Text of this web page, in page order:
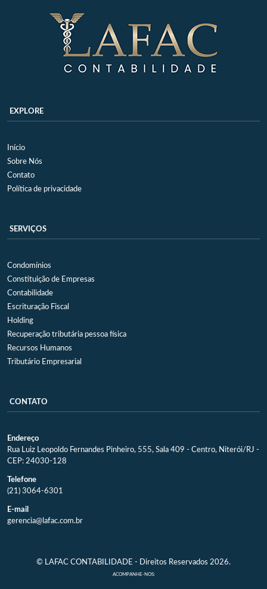
EXPLORE
Início
Sobre Nós
Contato
Política de privacidade
SERVIÇOS
Condomínios
Constituição de Empresas
Contabilidade
Escrituração Fiscal
Holding
Recuperação tributária pessoa física
Recursos Humanos
Tributário Empresarial
CONTATO
Endereço
Rua Luiz Leopoldo Fernandes Pinheiro, 555, Sala 409 - Centro, Niterói/RJ -
CEP: 24030-128
Telefone
(21) 3064-6301
E-mail
gerencia@lafac.com.br
© LAFAC CONTABILIDADE - Direitos Reservados 2026.
ACOMPANHE-NOS: